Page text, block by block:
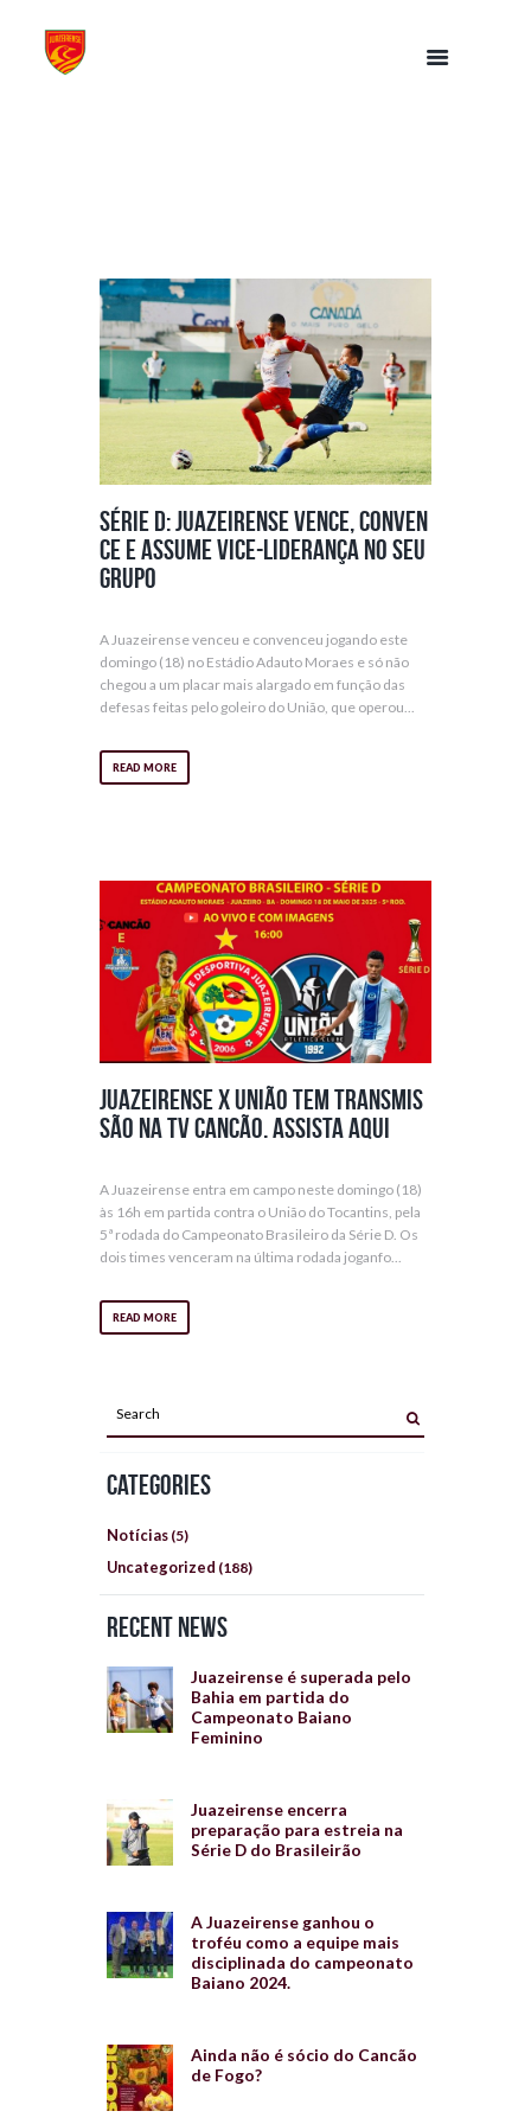
Série D: Juazeirense vence, conven
ce e assume vice-liderança no seu
grupo
A Juazeirense venceu e convenceu jogando este
domingo (18) no Estádio Adauto Moraes e só não
chegou a um placar mais alargado em função das
defesas feitas pelo goleiro do União, que operou...
READ MORE
Juazeirense x União tem transmis
são na TV Cancão. Assista aqui
A Juazeirense entra em campo neste domingo (18)
às 16h em partida contra o União do Tocantins, pela
5ª rodada do Campeonato Brasileiro da Série D. Os
dois times venceram na última rodada joganfo...
READ MORE
Categories
Notícias (5)
Uncategorized (188)
Recent News
Juazeirense é superada pelo
Bahia em partida do
Campeonato Baiano
Feminino
Juazeirense encerra
preparação para estreia na
Série D do Brasileirão
A Juazeirense ganhou o
troféu como a equipe mais
disciplinada do campeonato
Baiano 2024.
Ainda não é sócio do Cancão
de Fogo?